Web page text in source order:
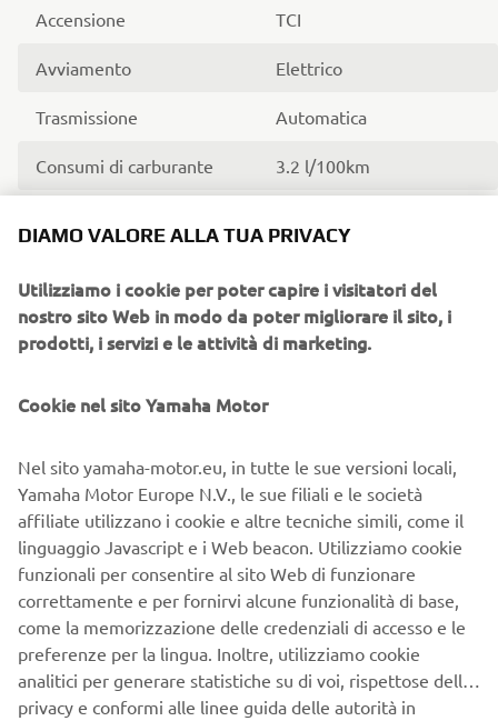
Accensione TCI
Avviamento Elettrico
Trasmissione Automatica
Consumi di carburante 3.2 l/100km
CICLISTICA
Escursione anteriore
Sospensione anteriore Forcella telescopica
Sospensione posteriore Ammortizzatore
Freno anteriore
Disco idraulico, Ø 267
mm
Freno posteriore
Disco idraulico, Ø 245
mm
DIAMO VALORE ALLA TUA PRIVACY
Utilizziamo i cookie per poter capire i visitatori del
nostro sito Web in modo da poter migliorare il sito, i
prodotti, i servizi e le attività di marketing.
Cookie nel sito Yamaha Motor
Nel sito yamaha-motor.eu, in tutte le sue versioni locali,
Yamaha Motor Europe N.V., le sue filiali e le società
affiliate utilizzano i cookie e altre tecniche simili, come il
linguaggio Javascript e i Web beacon. Utilizziamo cookie
funzionali per consentire al sito Web di funzionare
correttamente e per fornirvi alcune funzionalità di base,
come la memorizzazione delle credenziali di accesso e le
preferenze per la lingua. Inoltre, utilizziamo cookie
analitici per generare statistiche su di voi, rispettose della
privacy e conformi alle linee guida delle autorità in